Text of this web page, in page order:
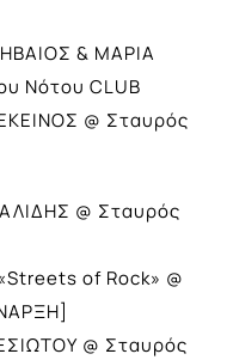
& ΜΑΡΙΑ
Νότου CLUB
@ Σταυρός
@ Σταυρός
of Rock» @
@ Σταυρός